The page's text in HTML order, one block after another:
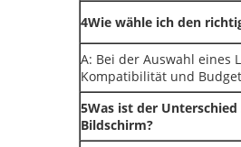
4Wie wähle ich den
A: Bei der Auswahl eines
Kompatibilität und
5Was ist der
Bildschirm?